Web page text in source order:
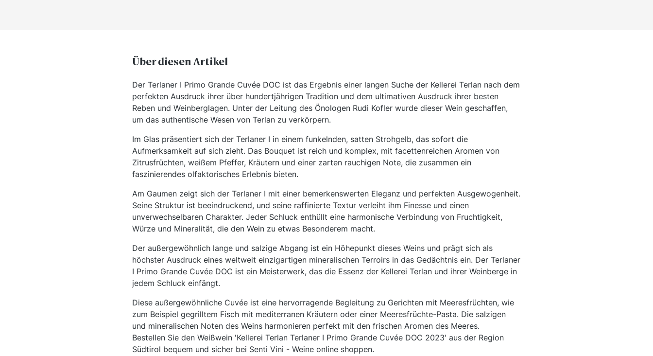
Über diesen Artikel
Der Terlaner I Primo Grande Cuvée DOC ist das Ergebnis einer langen Suche der Kellerei Terlan nach dem
perfekten Ausdruck ihrer über hundertjährigen Tradition und dem ultimativen Ausdruck ihrer besten
Reben und Weinberglagen. Unter der Leitung des Önologen Rudi Kofler wurde dieser Wein geschaffen,
um das authentische Wesen von Terlan zu verkörpern.
Im Glas präsentiert sich der Terlaner I in einem funkelnden, satten Strohgelb, das sofort die
Aufmerksamkeit auf sich zieht. Das Bouquet ist reich und komplex, mit facettenreichen Aromen von
Zitrusfrüchten, weißem Pfeffer, Kräutern und einer zarten rauchigen Note, die zusammen ein
faszinierendes olfaktorisches Erlebnis bieten.
Am Gaumen zeigt sich der Terlaner I mit einer bemerkenswerten Eleganz und perfekten Ausgewogenheit.
Seine Struktur ist beeindruckend, und seine raffinierte Textur verleiht ihm Finesse und einen
unverwechselbaren Charakter. Jeder Schluck enthüllt eine harmonische Verbindung von Fruchtigkeit,
Würze und Mineralität, die den Wein zu etwas Besonderem macht.
Der außergewöhnlich lange und salzige Abgang ist ein Höhepunkt dieses Weins und prägt sich als
höchster Ausdruck eines weltweit einzigartigen mineralischen Terroirs in das Gedächtnis ein. Der Terlaner
I Primo Grande Cuvée DOC ist ein Meisterwerk, das die Essenz der Kellerei Terlan und ihrer Weinberge in
jedem Schluck einfängt.
Diese außergewöhnliche Cuvée ist eine hervorragende Begleitung zu Gerichten mit Meeresfrüchten, wie
zum Beispiel gegrilltem Fisch mit mediterranen Kräutern oder einer Meeresfrüchte-Pasta. Die salzigen
und mineralischen Noten des Weins harmonieren perfekt mit den frischen Aromen des Meeres.
Bestellen Sie den Weißwein 'Kellerei Terlan Terlaner I Primo Grande Cuvée DOC 2023' aus der Region
Südtirol bequem und sicher bei Senti Vini - Weine online shoppen.